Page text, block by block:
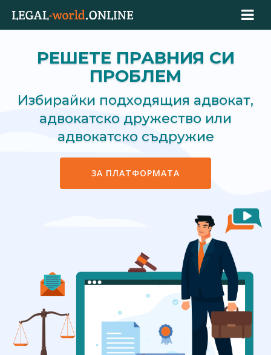
РЕШЕТЕ ПРАВНИЯ СИ
ПРОБЛЕМ
Избирайки подходящия адвокат,
адвокатско дружество или
адвокатско съдружие
ЗА ПЛАТФОРМАТА